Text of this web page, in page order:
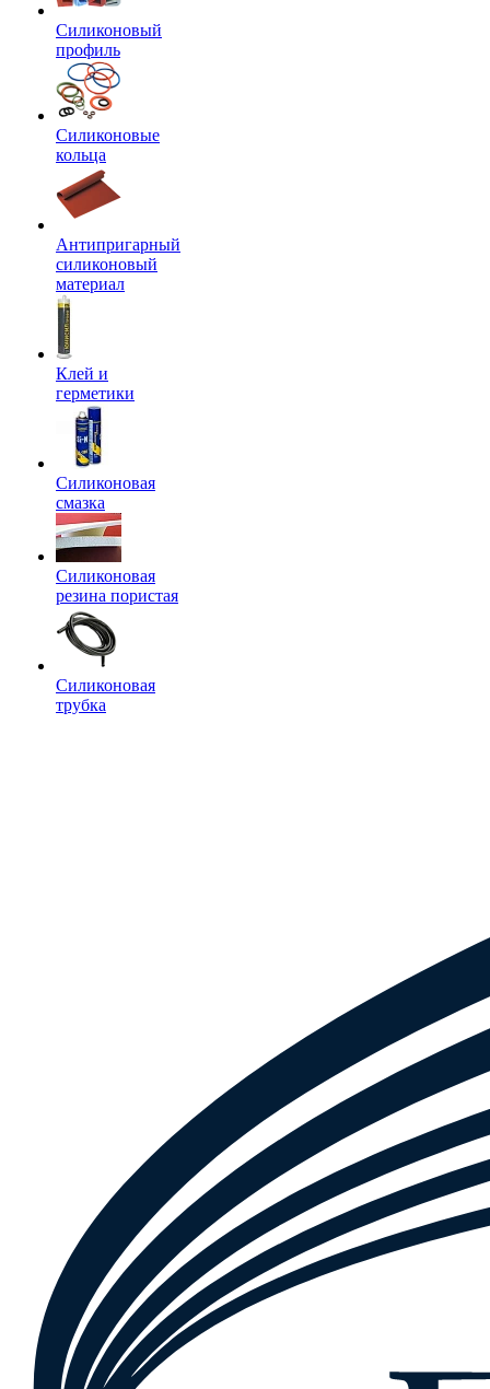
Силиконовый
профиль
Силиконовые
кольца
Антипригарный
силиконовый
материал
Клей и
герметики
Силиконовая
смазка
Силиконовая
резина пористая
Силиконовая
трубка